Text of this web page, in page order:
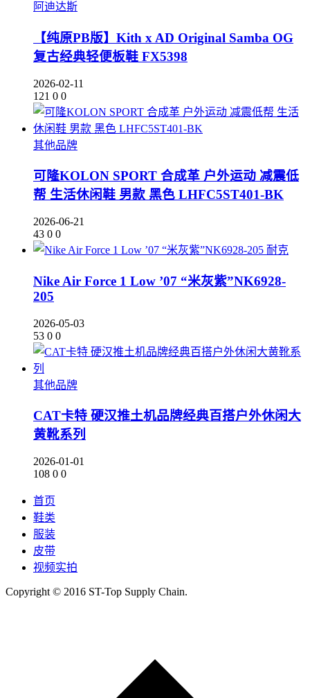
阿迪达斯
【纯原PB版】Kith x AD Original Samba OG
复古经典轻便板鞋 FX5398
2026-02-11
121 0 0
其他品牌
可隆KOLON SPORT 合成革 户外运动 减震低
帮 生活休闲鞋 男款 黑色 LHFC5ST401-BK
2026-06-21
43 0 0
耐克
Nike Air Force 1 Low ’07 “米灰紫”NK6928-
205
2026-05-03
53 0 0
其他品牌
CAT卡特 硬汉推土机品牌经典百搭户外休闲大
黄靴系列
2026-01-01
108 0 0
首页
鞋类
服装
皮带
视频实拍
Copyright © 2016 ST-Top Supply Chain.